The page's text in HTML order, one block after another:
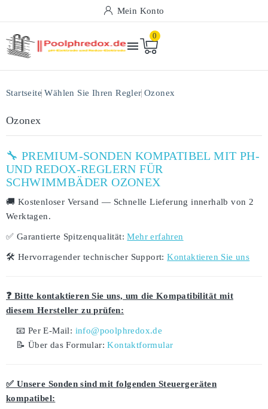
Mein Konto

0
Startseite Wählen Sie Ihren Regler Ozonex
Ozonex
🔧 PREMIUM-SONDEN KOMPATIBEL MIT PH-
UND REDOX-REGLERN FÜR
SCHWIMMBÄDER OZONEX
🚚 Kostenloser Versand — Schnelle Lieferung innerhalb von 2
Werktagen.
✅ Garantierte Spitzenqualität: Mehr erfahren
🛠️ Hervorragender technischer Support: Kontaktieren Sie uns
❓ Bitte kontaktieren Sie uns, um die Kompatibilität mit
diesem Hersteller zu prüfen:
📧 Per E-Mail: info@poolphredox.de
📝 Über das Formular:Kontaktformular
✅ Unsere Sonden sind mit folgenden Steuergeräten
kompatibel: